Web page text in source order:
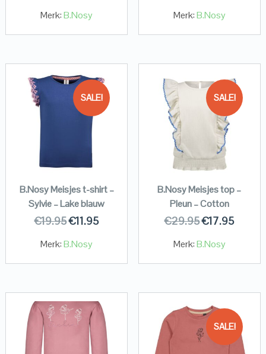
Merk:B.Nosy Merk:B.Nosy
SALE!
B.Nosy Meisjes t-shirt –
Sylvie – Lake blauw
€19.95€11.95
Merk:B.Nosy
SALE!
B.Nosy Meisjes top –
Pleun – Cotton
€29.95€17.95
Merk:B.Nosy
SALE!